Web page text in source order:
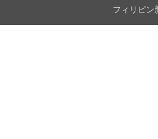
フィリピン